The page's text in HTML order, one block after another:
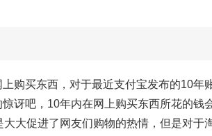
购买东西，对于最近支付宝发布的10年
讶吧，10年内在网上购买东西所花的钱
大促进了网友们购物的热情，但是对于